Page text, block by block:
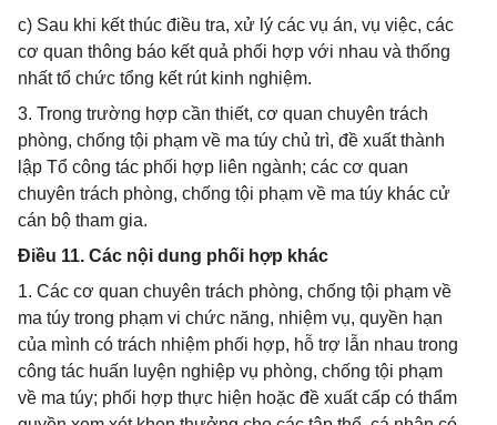
c) Sau khi kết thúc điều tra, xử lý các vụ án, vụ việc, các
cơ quan thông báo kết quả phối hợp với nhau và thống
nhất tổ chức tổng kết rút kinh nghiệm.
3. Trong trường hợp cần thiết, cơ quan chuyên trách
phòng, chống tội phạm về ma túy chủ trì, đề xuất thành
lập Tổ công tác phối hợp liên ngành; các cơ quan
chuyên trách phòng, chống tội phạm về ma túy khác cử
cán bộ tham gia.
Điều 11. Các nội dung phối hợp khác
1. Các cơ quan chuyên trách phòng, chống tội phạm về
ma túy trong phạm vi chức năng, nhiệm vụ, quyền hạn
của mình có trách nhiệm phối hợp, hỗ trợ lẫn nhau trong
công tác huấn luyện nghiệp vụ phòng, chống tội phạm
về ma túy; phối hợp thực hiện hoặc đề xuất cấp có thẩm